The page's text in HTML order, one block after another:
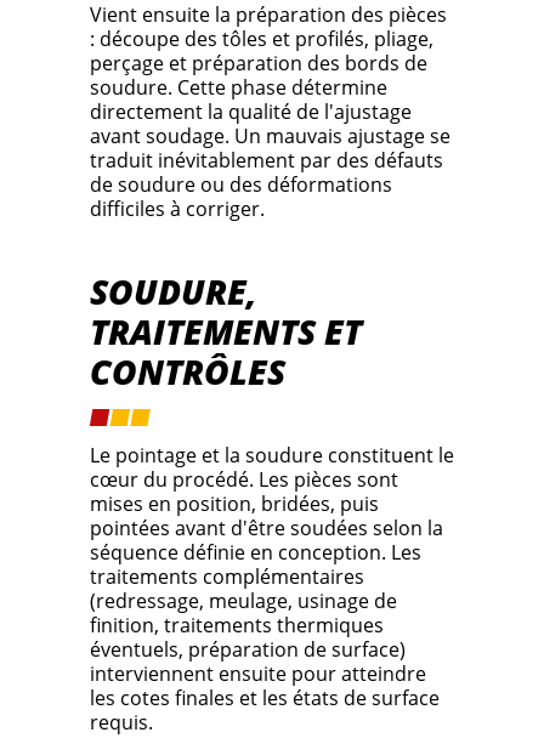
Vient ensuite la préparation des pièces
: découpe des tôles et profilés, pliage,
perçage et préparation des bords de
soudure. Cette phase détermine
directement la qualité de l'ajustage
avant soudage. Un mauvais ajustage se
traduit inévitablement par des défauts
de soudure ou des déformations
difficiles à corriger.
SOUDURE,
TRAITEMENTS ET
CONTRÔLES
Le pointage et la soudure constituent le
cœur du procédé. Les pièces sont
mises en position, bridées, puis
pointées avant d'être soudées selon la
séquence définie en conception. Les
traitements complémentaires
(redressage, meulage, usinage de
finition, traitements thermiques
éventuels, préparation de surface)
interviennent ensuite pour atteindre
les cotes finales et les états de surface
requis.